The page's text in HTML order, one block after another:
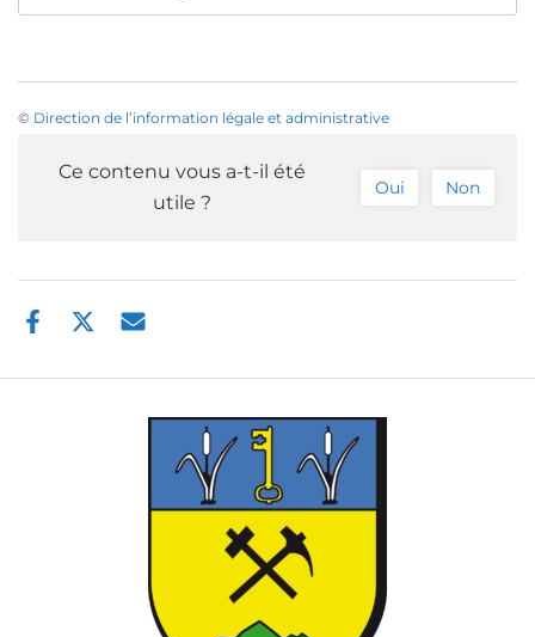
© Direction de l’information légale et administrative
Ce contenu vous a-t-il été
utile ?
Oui Non